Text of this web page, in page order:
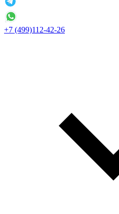
+7 (499)112-42-26